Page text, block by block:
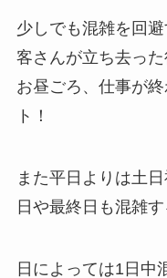
少しでも混雑を回
客さんが立ち去っ
お昼ごろ、仕事が
ト！
また平日よりは土
日や最終日も混雑す
日によっては1日中